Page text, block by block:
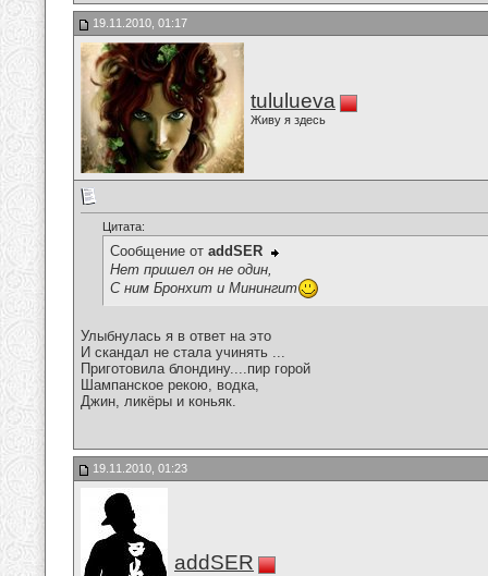
19.11.2010, 01:17
tululueva
Живу я здесь
Цитата:
Сообщение от addSER
Нет пришел он не один,
С ним Бронхит и Минингит
Улыбнулась я в ответ на это
И скандал не стала учинять ...
Приготовила блондину....пир горой
Шампанское рекою, водка,
Джин, ликёры и коньяк.
19.11.2010, 01:23
addSER